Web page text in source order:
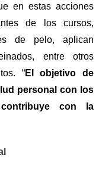
en estas acciones
de los cursos,
de pelo, aplican
entre otros
“El objetivo de
personal con los
con la